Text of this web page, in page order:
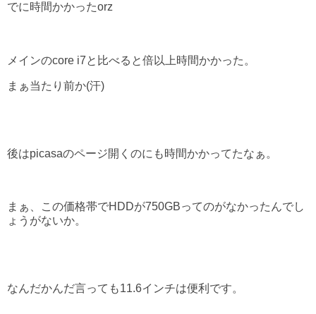
でに時間かかったorz
メインのcore i7と比べると倍以上時間かかった。
まぁ当たり前か(汗)
後はpicasaのページ開くのにも時間かかってたなぁ。
まぁ、この価格帯でHDDが750GBってのがなかったんでし
ょうがないか。
なんだかんだ言っても11.6インチは便利です。